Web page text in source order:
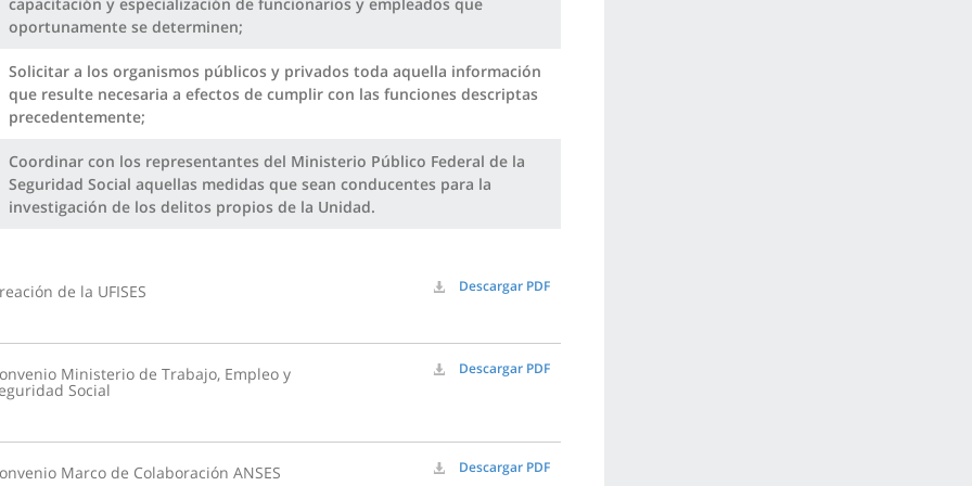
oportunamente se determinen;
Solicitar a los organismos públicos y privados toda aquella información
que resulte necesaria a efectos de cumplir con las funciones descriptas
precedentemente;
Coordinar con los representantes del Ministerio Público Federal de la
Seguridad Social aquellas medidas que sean conducentes para la
investigación de los delitos propios de la Unidad.
Descargar PDF
de la UFISES
Descargar PDF
Ministerio de Trabajo, Empleo y
Social
Descargar PDF
Marco de Colaboración ANSES